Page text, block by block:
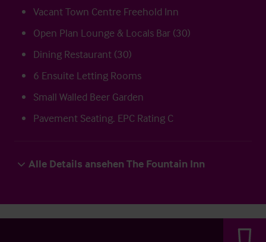
Vacant Town Centre Freehold Inn
Open Plan Lounge & Locals Bar (30)
Dining Restaurant (30)
6 Ensuite Letting Rooms
Small Walled Beer Garden
Pavement Seating. EPC Rating C
Alle Details ansehen The Fountain Inn